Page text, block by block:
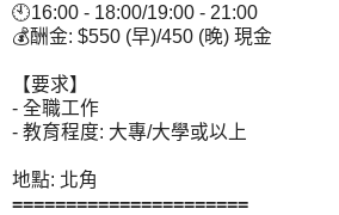
🕙16:00 - 18:00/19:00 - 21:00
💰酬金: $550 (早)/450 (晚) 現金
【要求】
- 全職工作
- 教育程度: 大專/大學或以上
地點: 北角
======================